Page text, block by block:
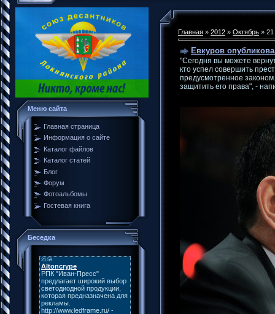
Меню сайта
Главная страница
Информация о сайте
Каталог файлов
Каталог статей
Блог
Форум
Фотоальбомы
Гостевая книга
Беседка
Главная » 2012 » Октябрь » 21
Евкуров
"Сегодня вы можете
кто успел совершить
предусмотренное
защитить его права", -